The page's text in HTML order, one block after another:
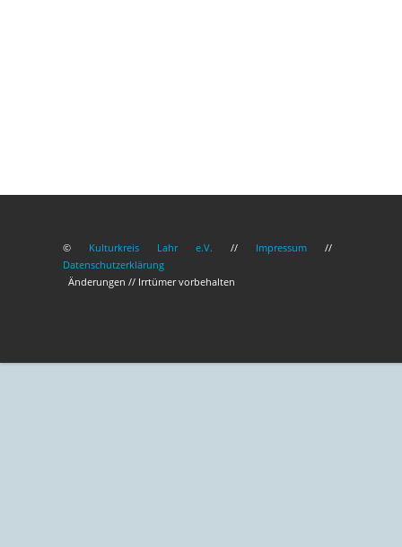
© Kulturkreis Lahr e.V. // Impressum //
Datenschutzerklärung
Änderungen // Irrtümer vorbehalten